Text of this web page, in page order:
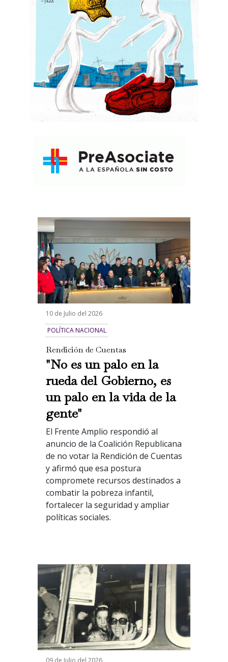
10 de Julio del 2026
POLÍTICA NACIONAL
Rendición de Cuentas
"No es un palo en la
rueda del Gobierno, es
un palo en la vida de la
gente"
El Frente Amplio respondió al
anuncio de la Coalición Republicana
de no votar la Rendición de Cuentas
y afirmó que esa postura
compromete recursos destinados a
combatir la pobreza infantil,
fortalecer la seguridad y ampliar
políticas sociales.